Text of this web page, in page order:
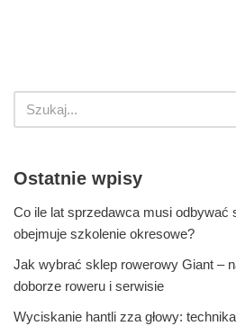
Ostatnie wpisy
Co ile lat sprzedawca musi odbywać
obejmuje szkolenie okresowe?
Jak wybrać sklep rowerowy Giant –
doborze roweru i serwisie
Wyciskanie hantli zza głowy: